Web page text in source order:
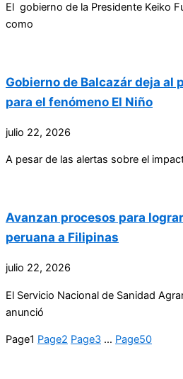
El gobierno de la Presidente Keiko
como
Gobierno de Balcazár deja al
para el fenómeno El Niño
julio 22, 2026
A pesar de las alertas sobre el
Avanzan procesos para
peruana a Filipinas
julio 22, 2026
El Servicio Nacional de Sanidad
anunció
Page1 Page2 Page3 … Page50